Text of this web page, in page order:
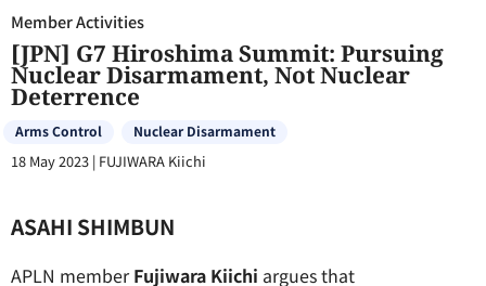
Member Activities
[JPN] G7 Hiroshima Summit: Pursuing
Nuclear Disarmament, Not Nuclear
Deterrence
Arms Control Nuclear Disarmament
18 May 2023 | FUJIWARA Kiichi
ASAHI SHIMBUN
APLN memberFujiwara Kiichi argues that